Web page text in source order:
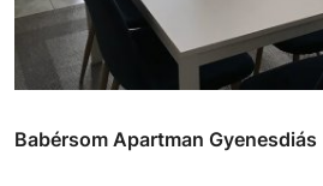
Babérsom Apartman Gyenesdiás